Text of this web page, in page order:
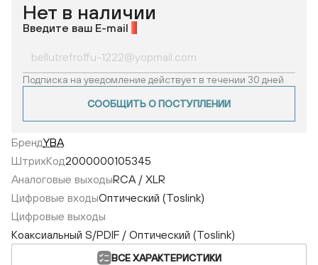
Нет в наличии
Введите ваш E-mail
Подписка на уведомление действует в течении 30 дней
СООБЩИТЬ О ПОСТУПЛЕНИИ
БрендYBA
ШтрихКод2000000105345
Аналоговые выходыRCA / XLR
Цифровые входыОптический (Toslink)
Цифровые выходы
Коаксиальный S/PDIF / Оптический (Toslink)
ВСЕ ХАРАКТЕРИСТИКИ